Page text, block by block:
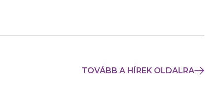
TOVÁBB A HÍREK OLDALRA